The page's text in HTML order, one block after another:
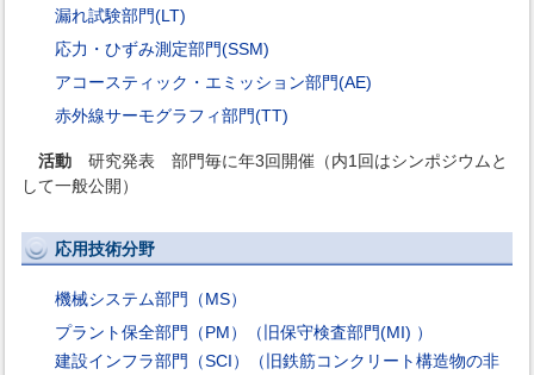
漏れ試験部門(LT)
応力・ひずみ測定部門(SSM)
アコースティック・エミッション部門(AE)
赤外線サーモグラフィ部門(TT)
活動研究発表 部門毎に年3回開催（内1回はシンポジウムと
して一般公開）
応用技術分野
機械システム部門（MS）
プラント保全部門（PM）（旧保守検査部門(MI) ）
建設インフラ部門（SCI）（旧鉄筋コンクリート構造物の非